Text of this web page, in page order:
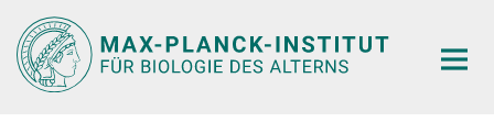
Hauptinhalt